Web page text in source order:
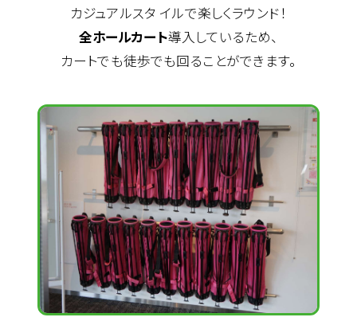
カジュアルスタ イルで楽しくラウンド！
全ホールカート導入しているため、
カートでも徒歩でも回ることができます。